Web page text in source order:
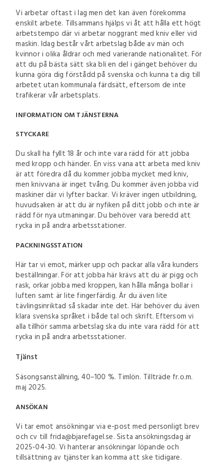
Vi arbetar oftast i lag men det kan även förekomma
enskilt arbete. Tillsammans hjälps vi åt att hålla ett högt
arbetstempo där vi arbetar noggrant med kniv eller vid
maskin. Idag består vårt arbetslag både av män och
kvinnor i olika åldrar och med varierande nationalitet. För
att du på bästa sätt ska bli en del i gänget behöver du
kunna göra dig förstådd på svenska och kunna ta dig till
arbetet utan kommunala färdsätt, eftersom de inte
trafikerar vår arbetsplats.
INFORMATION OM TJÄNSTERNA
STYCKARE
Du skall ha fyllt 18 år och inte vara rädd för att jobba
med kropp och händer. En viss vana att arbeta med kniv
är att föredra då du kommer jobba mycket med kniv,
men knivvana är inget tvång. Du kommer även jobba vid
maskiner där vi lyfter backar. Vi kräver ingen utbildning,
huvudsaken är att du är nyfiken på ditt jobb och inte är
rädd för nya utmaningar. Du behöver vara beredd att
rycka in på andra arbetsstationer.
PACKNINGSSTATION
Här tar vi emot, märker upp och packar alla våra kunders
beställningar. För att jobba här krävs att du är pigg och
rask, orkar jobba med kroppen, kan hålla många bollar i
luften samt är lite fingerfärdig. Är du även lite
tävlingsinriktad så skadar inte det. Här behöver du även
klara svenska språket i både tal och skrift. Eftersom vi
alla tillhör samma arbetslag ska du inte vara rädd för att
rycka in på andra arbetsstationer.
Tjänst
Säsongsanställning, 40–100 %. Timlön. Tillträde fr.o.m.
maj 2025.
ANSÖKAN
Vi tar emot ansökningar via e-post med personligt brev
och cv till frida@bjarefagel.se. Sista ansökningsdag är
2025-04-30. Vi hanterar ansökningar löpande och
tillsättning av tjänster kan komma att ske tidigare.